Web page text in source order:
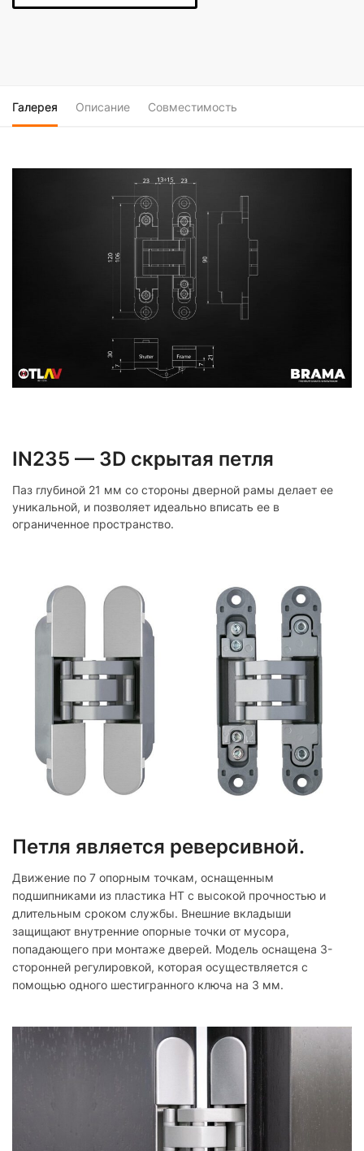
Галерея Описание Совместимость
IN235 — 3D скрытая петля
Паз глубиной 21 мм со стороны дверной рамы делает ее
уникальной, и позволяет идеально вписать ее в
ограниченное пространство.
Петля является реверсивной.
Движение по 7 опорным точкам, оснащенным
подшипниками из пластика HT с высокой прочностью и
длительным сроком службы. Внешние вкладыши
защищают внутренние опорные точки от мусора,
попадающего при монтаже дверей. Модель оснащена 3-
сторонней регулировкой, которая осуществляется с
помощью одного шестигранного ключа на 3 мм.